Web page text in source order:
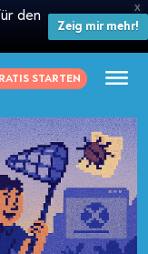
X
den
Zeig mir mehr!
STARTEN